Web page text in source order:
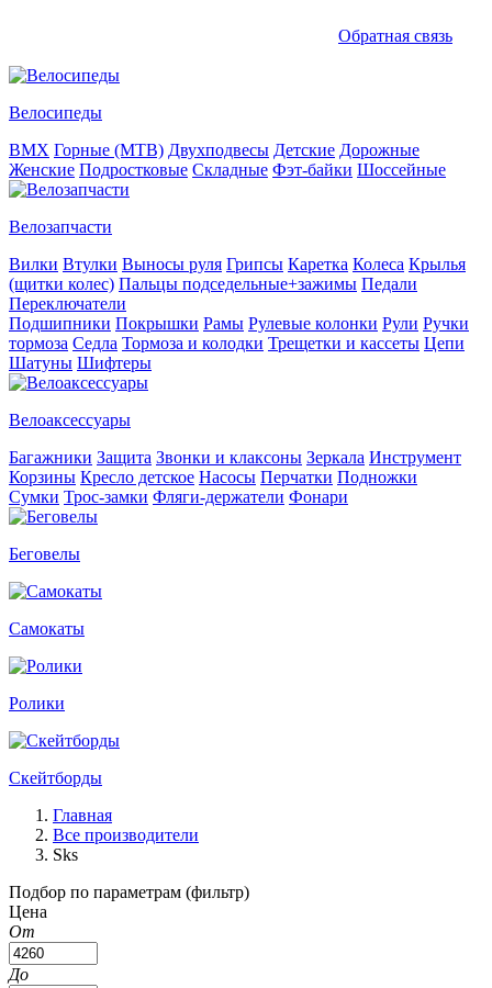
Обратная связь
Велосипеды
BMX Горные (MTB) Двухподвесы Детские Дорожные
Женские Подростковые Складные Фэт-байки Шоссейные
Велозапчасти
Вилки Втулки Выносы руля Грипсы Каретка Колеса Крылья
(щитки колес) Пальцы подседельные+зажимы Педали
Переключатели
Подшипники Покрышки Рамы Рулевые колонки Рули Ручки
тормоза Седла Тормоза и колодки Трещетки и кассеты Цепи
Шатуны Шифтеры
Велоаксессуары
Багажники Защита Звонки и клаксоны Зеркала Инструмент
Корзины Кресло детское Насосы Перчатки Подножки
Сумки Трос-замки Фляги-держатели Фонари
Беговелы
Самокаты
Ролики
Скейтборды
Главная
Все производители
Sks
Подбор по параметрам (фильтр)
Цена
От
До